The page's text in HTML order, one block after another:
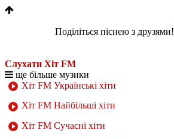
Поділіться піснею з друзями!
Слухати Хіт FM
ще більше музики
Хіт FM Українські хіти
Хіт FM Найбільші хіти
Хіт FM Сучасні хіти